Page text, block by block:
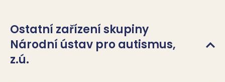
Ostatní zařízení skupiny
Národní ústav pro autismus,
z.ú.